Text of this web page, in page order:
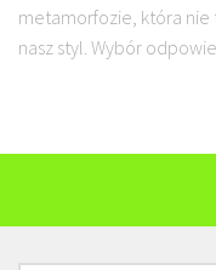
metamorfozie, która
nasz styl. Wybór